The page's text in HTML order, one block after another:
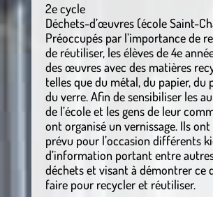
2e cycle
Déchets-d’œuvres (école Saint-
Préoccupés par l’importance de
de réutiliser, les élèves de 4e
des œuvres avec des matières
telles que du métal, du papier, du
du verre. Afin de sensibiliser les
de l’école et les gens de leur
ont organisé un vernissage. Ils
prévu pour l’occasion différents
d’information portant entre
déchets et visant à démontrer ce
faire pour recycler et réutiliser.